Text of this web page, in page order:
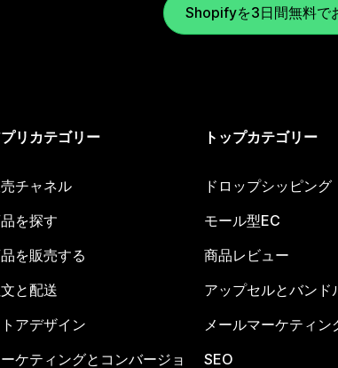
Shopifyを3日間無料で
リカテゴリー
チャネル
を探す
を販売する
と配送
アデザイン
ケティングとコンバージョ
トップカテゴリー
ドロップシッピング
モール型EC
商品レビュー
アップセルとバンド
メールマーケティン
SEO